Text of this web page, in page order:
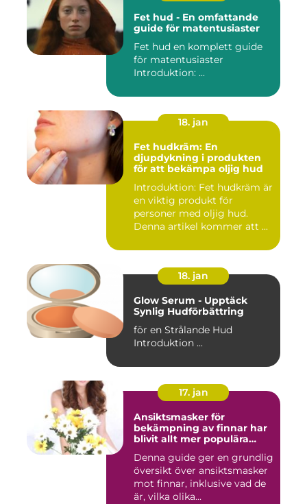
Fet hud - En omfattande
guide för matentusiaster
Fet hud en komplett guide
för matentusiaster
Introduktion: ...
18. jan
Fet hudkräm: En
djupdykning i produkten
för att bekämpa oljig hud
Introduktion: Fet hudkräm är
en viktig produkt för
personer med oljig hud.
Denna artikel kommer att ...
18. jan
Glow Serum - Upptäck
Synlig Hudförbättring
för en Strålande Hud
Introduktion ...
17. jan
Ansiktsmasker för
bekämpning av finnar har
blivit allt mer populära
Denna guide ger en grundlig
översikt över ansiktsmasker
mot finnar, inklusive vad de
är, vilka olika...